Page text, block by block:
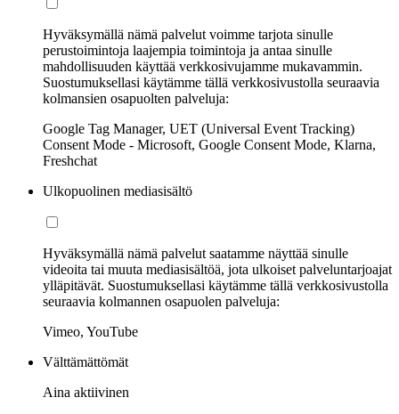
Hyväksymällä nämä palvelut voimme tarjota sinulle
perustoimintoja laajempia toimintoja ja antaa sinulle
mahdollisuuden käyttää verkkosivujamme mukavammin.
Suostumuksellasi käytämme tällä verkkosivustolla seuraavia
kolmansien osapuolten palveluja:
Google Tag Manager, UET (Universal Event Tracking)
Consent Mode - Microsoft, Google Consent Mode, Klarna,
Freshchat
Ulkopuolinen mediasisältö
Hyväksymällä nämä palvelut saatamme näyttää sinulle
videoita tai muuta mediasisältöä, jota ulkoiset palveluntarjoajat
ylläpitävät. Suostumuksellasi käytämme tällä verkkosivustolla
seuraavia kolmannen osapuolen palveluja:
Vimeo, YouTube
Välttämättömät
Aina aktiivinen